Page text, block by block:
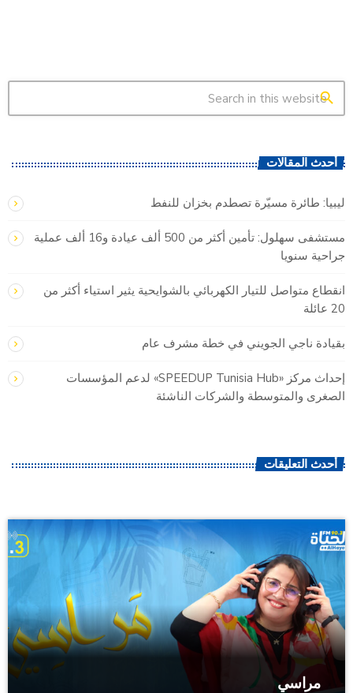
search
أحدث المقالات
ليبيا: طائرة مسيّرة تصطدم بخزان للنفط
مستشفى سهلول: تأمين أكثر من 500 ألف عيادة و16 ألف عملية
جراحية سنويا
انقطاع متواصل للتيار الكهربائي بالشوايحية يثير استياء أكثر من
20 عائلة
بقيادة ناجي الجويني في خطة مشرف عام
إحداث مركز «SPEEDUP Tunisia Hub» لدعم المؤسسات
الصغرى والمتوسطة والشركات الناشئة
أحدث التعليقات
مراسي